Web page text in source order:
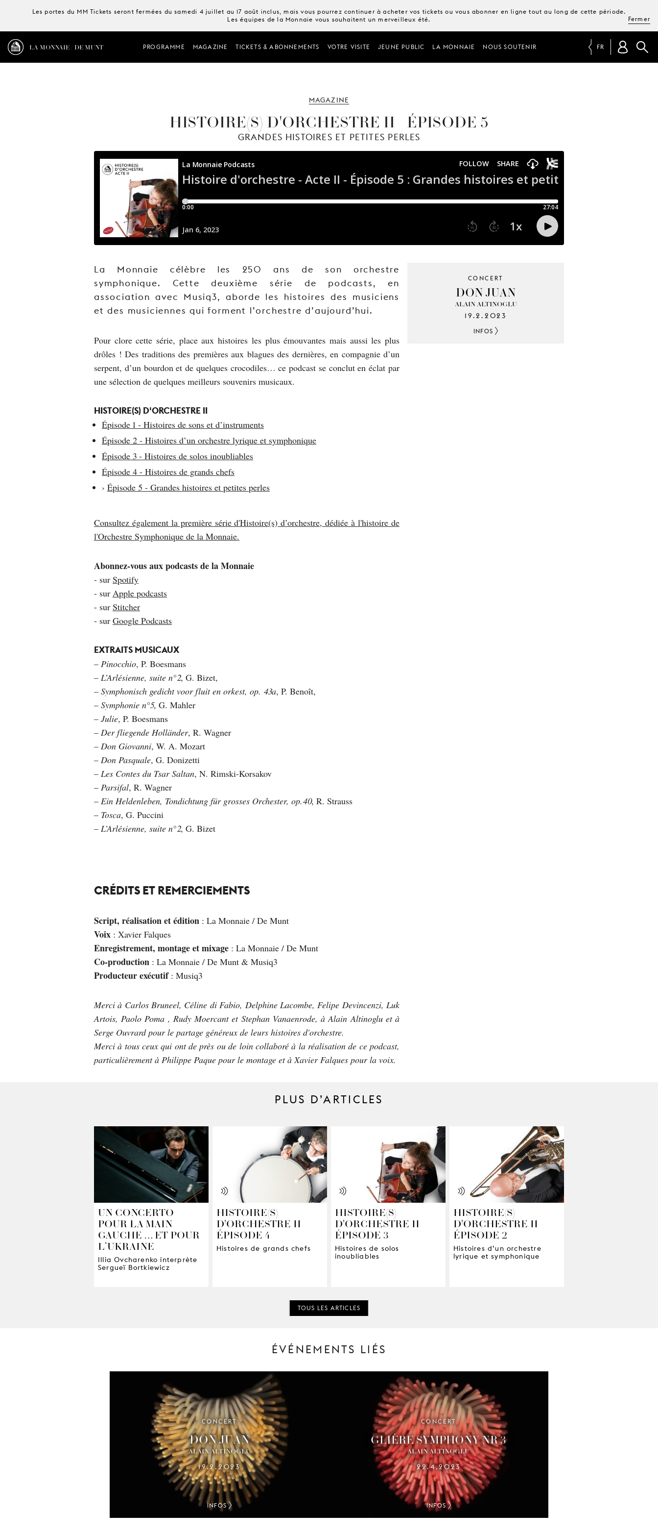
Les portes du MM Tickets seront fermées du samedi 4 juillet au 17 août inclus, mais vous pourrez continuer à acheter vos tickets ou vous abonner en ligne tout au long de cette période.
Les équipes de la Monnaie vous souhaitent un merveilleux été.
Fermer
LA MONNAIE / DE MUNT PROGRAMME MAGAZINE TICKETS & ABONNEMENTS VOTRE VISITE JEUNE PUBLIC LA MONNAIE NOUS SOUTENIR FR
MAGAZINE
HISTOIRE(S) D'ORCHESTRE II - ÉPISODE 5
GRANDES HISTOIRES ET PETITES PERLES
CONCERT
DON JUAN
ALAIN ALTINOGLU
19.2.2023
INFOS
La Monnaie célèbre les 250 ans de son orchestre
symphonique. Cette deuxième série de podcasts, en
association avec Musiq3, aborde les histoires des musiciens
et des musiciennes qui forment l’orchestre d’aujourd’hui.
Pour clore cette série, place aux histoires les plus émouvantes mais aussi les plus
drôles ! Des traditions des premières aux blagues des dernières, en compagnie d’un
serpent, d’un bourdon et de quelques crocodiles… ce podcast se conclut en éclat par
une sélection de quelques meilleurs souvenirs musicaux.
HISTOIRE(S) D'ORCHESTRE II
Épisode 1 - Histoires de sons et d’instruments
Épisode 2 - Histoires d’un orchestre lyrique et symphonique
Épisode 3 - Histoires de solos inoubliables
Épisode 4 - Histoires de grands chefs
› Épisode 5 - Grandes histoires et petites perles
Consultez également la première série d'Histoire(s) d’orchestre, dédiée à l'histoire de
l'Orchestre Symphonique de la Monnaie.
Abonnez-vous aux podcasts de la Monnaie
- sur Spotify
- sur Apple podcasts
- sur Stitcher
- sur Google Podcasts
EXTRAITS MUSICAUX
– Pinocchio, P. Boesmans
– L’Arlésienne, suite n°2, G. Bizet,
– Symphonisch gedicht voor fluit en orkest, op. 43a, P. Benoît,
– Symphonie n°5, G. Mahler
– Julie, P. Boesmans
– Der fliegende Holländer, R. Wagner
– Don Giovanni, W. A. Mozart
– Don Pasquale, G. Donizetti
– Les Contes du Tsar Saltan, N. Rimski-Korsakov
– Parsifal, R. Wagner
– Ein Heldenleben, Tondichtung für grosses Orchester, op.40, R. Strauss
– Tosca, G. Puccini
– L’Arlésienne, suite n°2, G. Bizet
CRÉDITS ET REMERCIEMENTS
Script, réalisation et édition : La Monnaie / De Munt
Voix : Xavier Falques
Enregistrement, montage et mixage : La Monnaie / De Munt
Co-production : La Monnaie / De Munt & Musiq3
Producteur exécutif: Musiq3
Merci à Carlos Bruneel, Céline di Fabio, Delphine Lacombe, Felipe Devincenzi, Luk
Artois, Paolo Poma , Rudy Moercant et Stephan Vanaenrode, à Alain Altinoglu et à
Serge Ouvrard pour le partage généreux de leurs histoires d'orchestre.
Merci à tous ceux qui ont de près ou de loin collaboré à la réalisation de ce podcast,
particulièrement à Philippe Paque pour le montage et à Xavier Falques pour la voix.
PLUS D’ARTICLES
UN CONCERTO
POUR LA MAIN
GAUCHE … ET POUR
L’UKRAINE
Illia Ovcharenko interprète
Sergueï Bortkiewicz
HISTOIRE(S)
D'ORCHESTRE II -
ÉPISODE 4
Histoires de grands chefs
HISTOIRE(S)
D'ORCHESTRE II -
ÉPISODE 3
Histoires de solos
inoubliables
HISTOIRE(S)
D'ORCHESTRE II -
ÉPISODE 2
Histoires d’un orchestre
lyrique et symphonique
TOUS LES ARTICLES
ÉVÉNEMENTS LIÉS
CONCERT
DON JUAN
ALAIN ALTINOGLU
19.2.2023
INFOS
CONCERT
GLIÈRE SYMPHONY NR 3
ALAIN ALTINOGLU
22.4.2023
INFOS